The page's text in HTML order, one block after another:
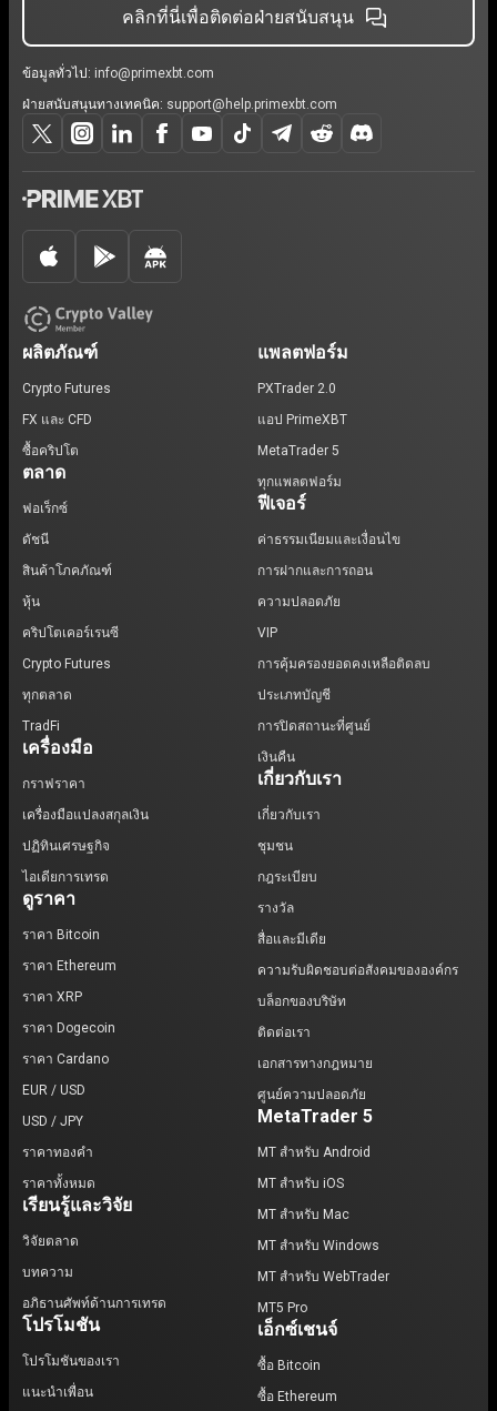
คลิกที่นี่เพื่อติดต่อฝ่ายสนับสนุน
ข้อมูลทั่วไป: info@primexbt.com
ฝ่ายสนับสนุนทางเทคนิค: support@help.primexbt.com
ผลิตภัณฑ์
Crypto Futures
FX และ CFD
ซื้อคริปโต
ตลาด
ฟอเร็กซ์
ดัชนี
สินค้าโภคภัณฑ์
หุ้น
คริปโตเคอร์เรนซี
Crypto Futures
ทุกตลาด
TradFi
เครื่องมือ
กราฟราคา
เครื่องมือแปลงสกุลเงิน
ปฏิทินเศรษฐกิจ
ไอเดียการเทรด
ดูราคา
ราคา Bitcoin
ราคา Ethereum
ราคา XRP
ราคา Dogecoin
ราคา Cardano
EUR / USD
USD / JPY
ราคาทองคำ
ราคาทั้งหมด
เรียนรู้และวิจัย
วิจัยตลาด
บทความ
อภิธานศัพท์ด้านการเทรด
โปรโมชัน
โปรโมชันของเรา
แนะนำเพื่อน
แพลตฟอร์ม
PXTrader 2.0
แอป PrimeXBT
MetaTrader 5
ทุกแพลตฟอร์ม
ฟีเจอร์
ค่าธรรมเนียมและเงื่อนไข
การฝากและการถอน
ความปลอดภัย
VIP
การคุ้มครองยอดคงเหลือติดลบ
ประเภทบัญชี
การปิดสถานะที่ศูนย์
เงินคืน
เกี่ยวกับเรา
เกี่ยวกับเรา
ชุมชน
กฎระเบียบ
รางวัล
สื่อและมีเดีย
ความรับผิดชอบต่อสังคมขององค์กร
บล็อกของบริษัท
ติดต่อเรา
เอกสารทางกฎหมาย
ศูนย์ความปลอดภัย
MetaTrader 5
MT สำหรับ Android
MT สำหรับ iOS
MT สำหรับ Mac
MT สำหรับ Windows
MT สำหรับ WebTrader
MT5 Pro
เอ็กซ์เชนจ์
ซื้อ Bitcoin
ซื้อ Ethereum